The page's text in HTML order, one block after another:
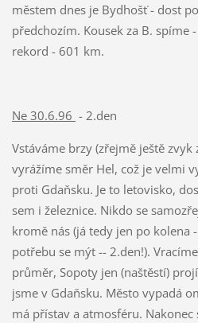
městem dnes je Bydhošť - dost
předchozím. Kousek za B. spíme
rekord - 601 km.
Ne 30.6.96 - 2.den
Vstáváme brzy (zřejmě ještě
vyrážíme směr Hel, což je velmi
proti Gdaňsku. Je to letovisko,
sem i železnice. Nikdo se
kromě nás (já tedy jen po kolena
potřebu se mýt -- 2.den!).
průměr, Sopoty jen (naštěstí)
jsme v Gdaňsku. Město vypadá
má přístav a atmosféru. Nakonec